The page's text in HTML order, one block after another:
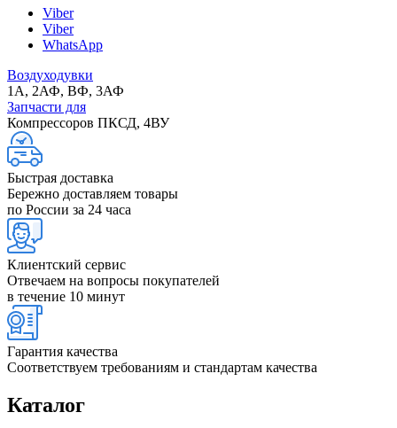
Viber
Viber
WhatsApp
Воздуходувки
1А, 2АФ, ВФ, 3АФ
Запчасти для
Компрессоров ПКСД, 4ВУ
Быстрая доставка
Бережно доставляем товары
по России за 24 часа
Клиентский сервис
Отвечаем на вопросы покупателей
в течение 10 минут
Гарантия качества
Соответствуем требованиям и стандартам качества
Каталог